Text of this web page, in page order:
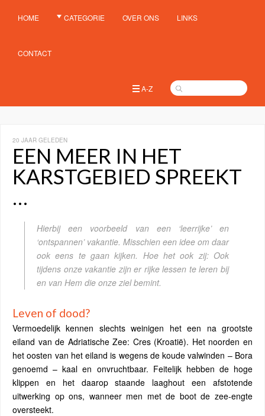
HOME CATEGORIE OVER ONS LINKS
CONTACT
A-Z
20 JAAR GELEDEN
EEN MEER IN HET
KARSTGEBIED SPREEKT
…
Hierbij een voorbeeld van een ‘leerrijke’ en
‘ontspannen’ vakantie. Misschien een idee om daar
ook eens te gaan kijken. Hoe het ook zij: Ook
tijdens onze vakantie zijn er rijke lessen te leren bij
en van Hem die onze ziel bemint.
Leven of dood?
Vermoedelijk kennen slechts weinigen het een na grootste
eiland van de Adriatische Zee: Cres (Kroatië). Het noorden en
het oosten van het eiland is wegens de koude valwinden – Bora
genoemd – kaal en onvruchtbaar. Feitelijk hebben de hoge
klippen en het daarop staande laaghout een afstotende
uitwerking op ons, wanneer men met de boot de zee-engte
oversteekt.